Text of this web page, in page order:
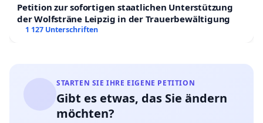
Petition zur sofortigen staatlichen Unterstützung
der Wolfsträne Leipzig in der Trauerbewältigung
1 127 Unterschriften
STARTEN SIE IHRE EIGENE PETITION
Gibt es etwas, das Sie ändern
möchten?